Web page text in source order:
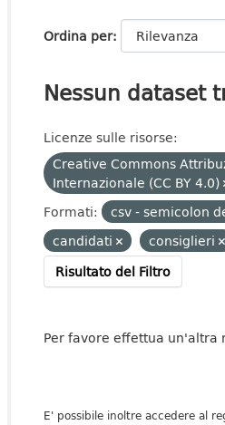
Ordina per
Nessun dataset
Licenze sulle risorse:
Creative Commons
Internazionale (CC BY 4.0)
Formati:
csv - semicolon
candidati
consiglieri
Risultato del Filtro
Per favore effettua un'altra
E' possibile inoltre accedere al